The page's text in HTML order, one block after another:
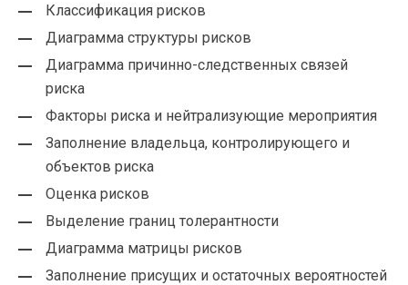
Классификация рисков
Диаграмма структуры рисков
Диаграмма причинно-следственных связей
риска
Факторы риска и нейтрализующие мероприятия
Заполнение владельца, контролирующего и
объектов риска
Оценка рисков
Выделение границ толерантности
Диаграмма матрицы рисков
Заполнение присущих и остаточных вероятностей